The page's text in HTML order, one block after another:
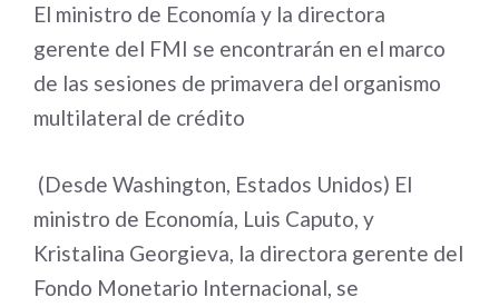
El ministro de Economía y la directora
gerente del FMI se encontrarán en el marco
de las sesiones de primavera del organismo
multilateral de crédito
(Desde Washington, Estados Unidos) El
ministro de Economía, Luis Caputo, y
Kristalina Georgieva, la directora gerente del
Fondo Monetario Internacional, se